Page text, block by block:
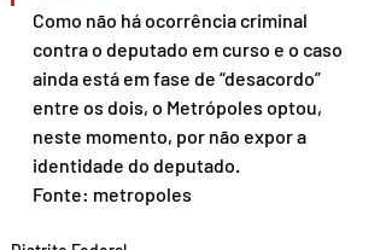
Como não há ocorrência criminal
contra o deputado em curso e o caso
ainda está em fase de “desacordo”
entre os dois, o Metrópoles optou,
neste momento, por não expor a
identidade do deputado.
Fonte: metropoles